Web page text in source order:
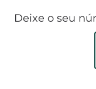
Deixe o seu